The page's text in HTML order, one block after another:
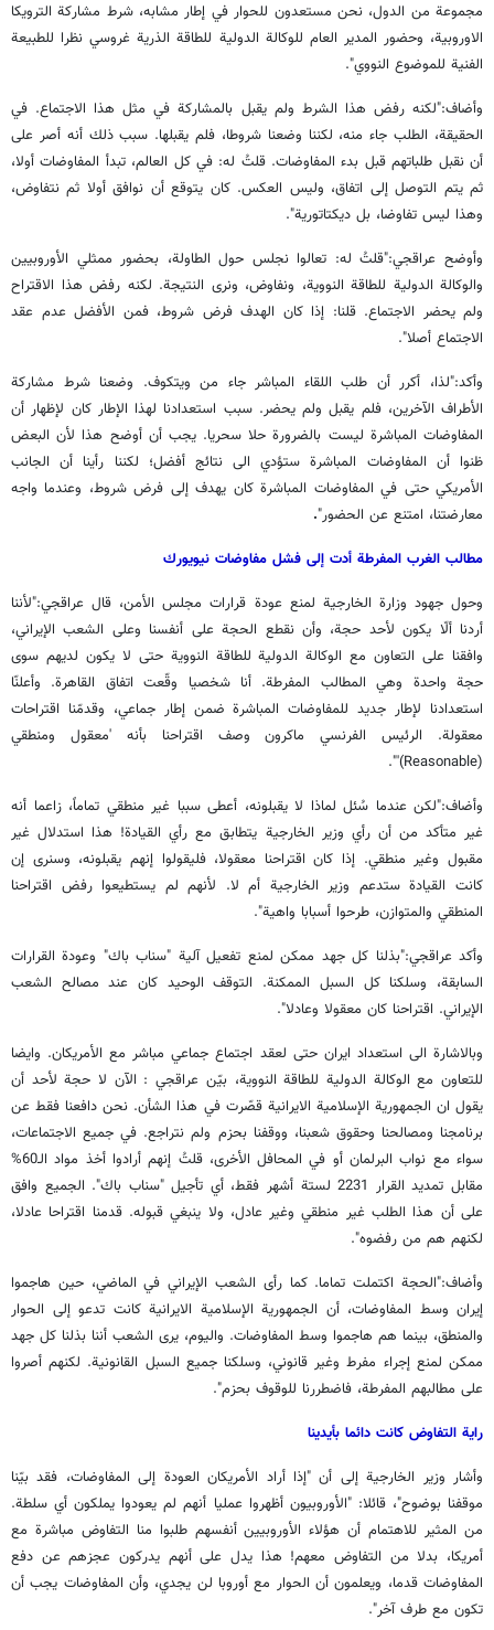
مجموعة من الدول، نحن مستعدون للحوار في إطار مشابه، شرط مشاركة الترويكا
الاوروبية، وحضور المدير العام للوكالة الدولية للطاقة الذرية غروسي نظرا للطبيعة
الفنية للموضوع النووي".
وأضاف:"لكنه رفض هذا الشرط ولم يقبل بالمشاركة في مثل هذا الاجتماع. في
الحقيقة، الطلب جاء منه، لكننا وضعنا شروطا، فلم يقبلها. سبب ذلك أنه أصر على
أن نقبل طلباتهم قبل بدء المفاوضات. قلتُ له: في كل العالم، تبدأ المفاوضات أولا،
ثم يتم التوصل إلى اتفاق، وليس العكس. كان يتوقع أن نوافق أولا ثم نتفاوض،
وهذا ليس تفاوضا، بل ديكتاتورية".
وأوضح عراقجي:"قلتُ له: تعالوا نجلس حول الطاولة، بحضور ممثلي الأوروبيين
والوكالة الدولية للطاقة النووية، ونفاوض، ونرى النتيجة. لكنه رفض هذا الاقتراح
ولم يحضر الاجتماع. قلنا: إذا كان الهدف فرض شروط، فمن الأفضل عدم عقد
الاجتماع أصلا".
وأكد:"لذا، أكرر أن طلب اللقاء المباشر جاء من ويتكوف. وضعنا شرط مشاركة
الأطراف الآخرين، فلم يقبل ولم يحضر. سبب استعدادنا لهذا الإطار كان لإظهار أن
المفاوضات المباشرة ليست بالضرورة حلا سحريا. يجب أن أوضح هذا لأن البعض
ظنوا أن المفاوضات المباشرة ستؤدي الى نتائج أفضل؛ لكننا رأينا أن الجانب
الأمريكي حتى في المفاوضات المباشرة كان يهدف إلى فرض شروط، وعندما واجه
معارضتنا، امتنع عن الحضور".
مطالب الغرب المفرطة أدت إلى فشل مفاوضات نيويورك
وحول جهود وزارة الخارجية لمنع عودة قرارات مجلس الأمن، قال عراقجي:"لأننا
أردنا ألّا يكون لأحد حجة، وأن نقطع الحجة على أنفسنا وعلى الشعب الإيراني،
وافقنا على التعاون مع الوكالة الدولية للطاقة النووية حتى لا يكون لديهم سوى
حجة واحدة وهي المطالب المفرطة. أنا شخصيا وقّعت اتفاق القاهرة. وأعلنّا
استعدادنا لإطار جديد للمفاوضات المباشرة ضمن إطار جماعي، وقدمّنا اقتراحات
معقولة. الرئيس الفرنسي ماكرون وصف اقتراحنا بأنه 'معقول ومنطقي
(Reasonable)'".
وأضاف:"لكن عندما سُئل لماذا لا يقبلونه، أعطى سببا غير منطقي تماماً، زاعما أنه
غير متأكد من أن رأي وزير الخارجية يتطابق مع رأي القيادة! هذا استدلال غير
مقبول وغير منطقي. إذا كان اقتراحنا معقولا، فليقولوا إنهم يقبلونه، وسنرى إن
كانت القيادة ستدعم وزير الخارجية أم لا. لأنهم لم يستطيعوا رفض اقتراحنا
المنطقي والمتوازن، طرحوا أسبابا واهية".
وأكد عراقجي:"بذلنا كل جهد ممكن لمنع تفعيل آلية "سناب باك" وعودة القرارات
السابقة، وسلكنا كل السبل الممكنة. التوقف الوحيد كان عند مصالح الشعب
الإيراني. اقتراحنا كان معقولا وعادلا".
وبالاشارة الى استعداد ايران حتى لعقد اجتماع جماعي مباشر مع الأمريكان. وايضا
للتعاون مع الوكالة الدولية للطاقة النووية، بيّن عراقجي : الآن لا حجة لأحد أن
يقول ان الجمهورية الإسلامية الايرانية قصّرت في هذا الشأن. نحن دافعنا فقط عن
برنامجنا ومصالحنا وحقوق شعبنا، ووقفنا بحزم ولم نتراجع. في جميع الاجتماعات،
سواء مع نواب البرلمان أو في المحافل الأخرى، قلتُ إنهم أرادوا أخذ مواد الـ60%
مقابل تمديد القرار 2231 لستة أشهر فقط، أي تأجيل "سناب باك". الجميع وافق
على أن هذا الطلب غير منطقي وغير عادل، ولا ينبغي قبوله. قدمنا اقتراحا عادلا،
لكنهم هم من رفضوه".
وأضاف:"الحجة اكتملت تماما. كما رأى الشعب الإيراني في الماضي، حين هاجموا
إيران وسط المفاوضات، أن الجمهورية الإسلامية الايرانية كانت تدعو إلى الحوار
والمنطق، بينما هم هاجموا وسط المفاوضات. واليوم، يرى الشعب أننا بذلنا كل جهد
ممكن لمنع إجراء مفرط وغير قانوني، وسلكنا جميع السبل القانونية. لكنهم أصروا
على مطالبهم المفرطة، فاضطررنا للوقوف بحزم".
راية التفاوض كانت دائما بأيدينا
وأشار وزير الخارجية إلى أن "إذا أراد الأمريكان العودة إلى المفاوضات، فقد بيّنا
موقفنا بوضوح"، قائلا: "الأوروبيون أظهروا عمليا أنهم لم يعودوا يملكون أي سلطة.
من المثير للاهتمام أن هؤلاء الأوروبيين أنفسهم طلبوا منا التفاوض مباشرة مع
أمريكا، بدلا من التفاوض معهم! هذا يدل على أنهم يدركون عجزهم عن دفع
المفاوضات قدما، ويعلمون أن الحوار مع أوروبا لن يجدي، وأن المفاوضات يجب أن
تكون مع طرف آخر".